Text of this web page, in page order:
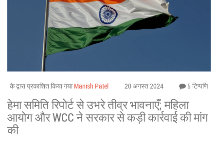
के द्वारा प्रकाशित किया गया Manish Patel 20 अगस्त 2024 5 टिप्पणि
हेमा समिति रिपोर्ट से उभरे तीव्र भावनाएँ; महिला
आयोग और WCC ने सरकार से कड़ी कार्रवाई की मांग
की